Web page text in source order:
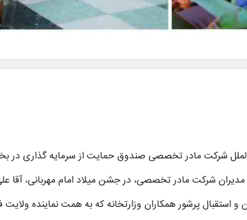
الملل شرکت مادر تخصصی صندوق حمایت از سرمایه گذاری
شرکت مادر تخصصی، در جشن میلاد امام مهربانی، آقا
و استقبال پرشور همکاران وزارتخانه که به همت نماینده